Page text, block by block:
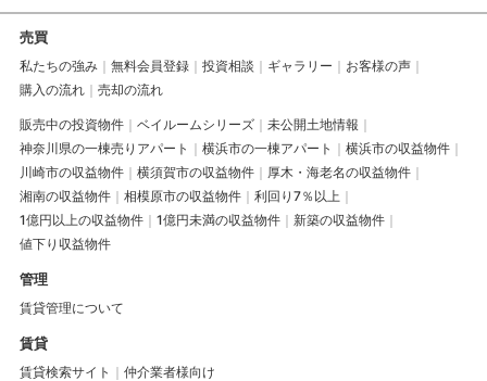
売買
私たちの強み 無料会員登録 投資相談 ギャラリー
お客様の声
購入の流れ
売却の流れ
販売中の投資物件 ベイルームシリーズ
未公開土地情報
神奈川県の一棟売りアパート
横浜市の一棟アパート
横浜市の収益物件
川崎市の収益物件
横須賀市の収益物件
厚木・海老名の収益物件
湘南の収益物件
相模原市の収益物件
利回り7％以上
1億円以上の収益物件
1億円未満の収益物件
新築の収益物件
値下り収益物件
管理
賃貸管理について
賃貸
賃貸検索サイト 仲介業者様向け